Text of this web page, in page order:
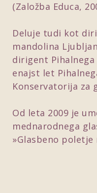
(Založba Educa,
Deluje tudi kot
mandolina
dirigent
enajst let
Konservatorija za
Od leta 2009 je
mednarodnega
»Glasbeno poletje